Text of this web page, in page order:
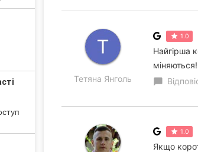
Тетяна Янголь
1.0
Найгірша
міняються!
chat_bubble
1.0
Якщо